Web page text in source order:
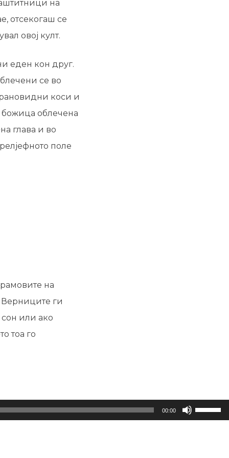
на
отсекогаш се
овој култ.
еден кон друг.
се во
коси и
облечена
глава и во
поле
на
Верниците ги
или ако
тоа го
00:00